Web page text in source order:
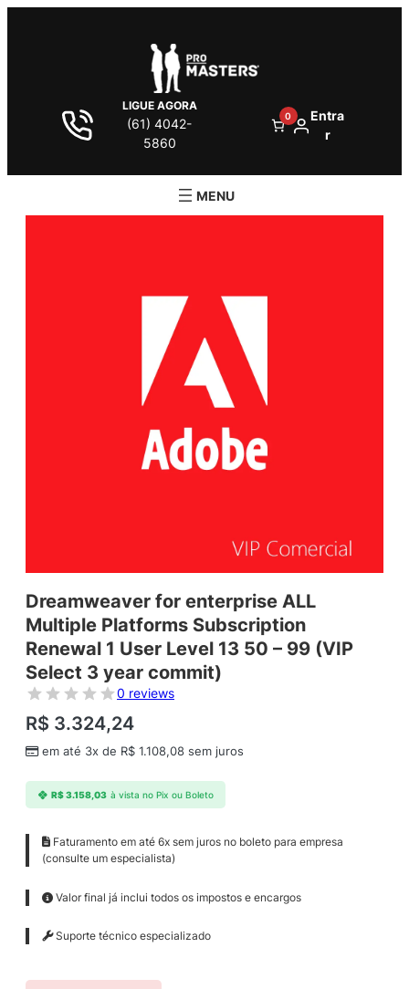
LIGUE AGORA
(61) 4042-
5860
0
Entra
r
Dreamweaver for enterprise ALL
Multiple Platforms Subscription
Renewal 1 User Level 13 50 – 99 (VIP
Select 3 year commit)
0 reviews
R$ 3.324,24
em até 3x de R$ 1.108,08 sem juros
R$3.158,03 à vista no Pix ou Boleto
Faturamento em até 6x sem juros no boleto para empresa
(consulte um especialista)
Valor final já inclui todos os impostos e encargos
Suporte técnico especializado